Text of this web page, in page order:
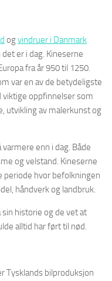
ogvindruer i Danmark
er i dag. Kineserne
fra år 950 til 1250.
var en av de betydeligste
viktige oppfinnelser som
utvikling av malerkunst og
enn i dag. Både
og velstand. Kineserne
hvor befolkningen
håndverk og landbruk.
historie og de vet at
alltid har ført til nød.
Tysklands bilproduksjon